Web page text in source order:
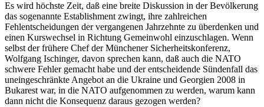
Es wird höchste Zeit, daß eine breite Diskussion in der Bevölkerung
das sogenannte Establishment zwingt, ihre zahlreichen
Fehlentscheidungen der vergangenen Jahrzehnte zu überdenken und
einen Kurswechsel in Richtung Gemeinwohl einzuschlagen. Wenn
selbst der frühere Chef der Münchener Sicherheitskonferenz,
Wolfgang Ischinger, davon sprechen kann, daß auch die NATO
schwere Fehler gemacht habe und der entscheidende Sündenfall das
uneingeschränkte Angebot an die Ukraine und Georgien 2008 in
Bukarest war, in die NATO aufgenommen zu werden, warum kann
dann nicht die Konsequenz daraus gezogen werden?